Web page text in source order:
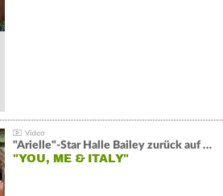
"Arielle"-Star Halle Bailey zurück auf der Leinwand:
"YOU, ME & ITALY"